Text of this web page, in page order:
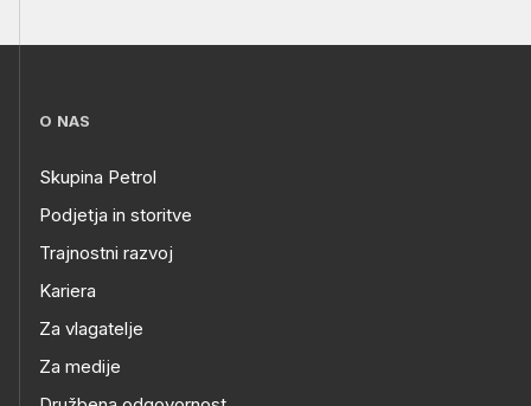
O NAS
Skupina Petrol
Podjetja in storitve
Trajnostni razvoj
Kariera
Za vlagatelje
Za medije